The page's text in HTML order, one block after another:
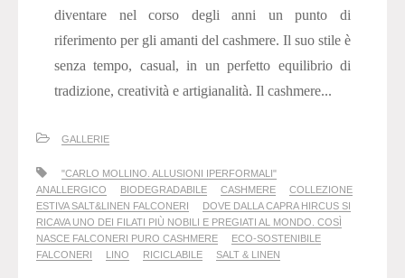
diventare nel corso degli anni un punto di
riferimento per gli amanti del cashmere. Il suo stile è
senza tempo, casual, in un perfetto equilibrio di
tradizione, creatività e artigianalità. Il cashmere...
GALLERIE
"CARLO MOLLINO. ALLUSIONI IPERFORMALI"
ANALLERGICO
BIODEGRADABILE CASHMERE
COLLEZIONE
ESTIVA SALT&LINEN FALCONERI
DOVE DALLA CAPRA HIRCUS SI
RICAVA UNO DEI FILATI PIÙ NOBILI E PREGIATI AL MONDO. COSÌ
NASCE FALCONERI PURO CASHMERE
ECO-SOSTENIBILE
FALCONERI
LINO RICICLABILE SALT & LINEN